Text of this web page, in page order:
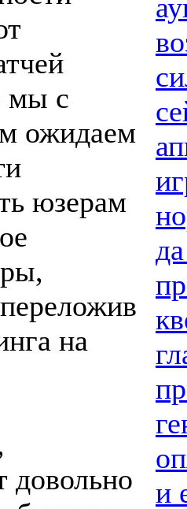
мы с
ожидаем
юзерам
на
довольно
и